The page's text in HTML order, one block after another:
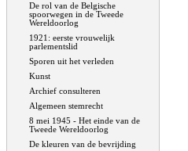
De rol van de Belgische
spoorwegen in de Tweede
Wereldoorlog
1921: eerste vrouwelijk
parlementslid
Sporen uit het verleden
Kunst
Archief consulteren
Algemeen stemrecht
8 mei 1945 - Het einde van de
Tweede Wereldoorlog
De kleuren van de bevrijding